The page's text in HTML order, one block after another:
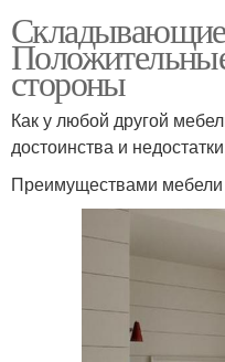
стороны
Как у любой другой
достоинства и
Преимуществами мебели